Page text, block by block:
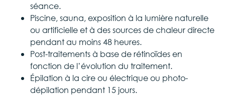
séance.
Piscine, sauna, exposition à la lumière naturelle
ou artificielle et à des sources de chaleur directe
pendant au moins 48 heures.
Post-traitements à base de rétinoïdes en
fonction de l’évolution du traitement.
Épilation à la cire ou électrique ou photo-
dépilation pendant 15 jours.